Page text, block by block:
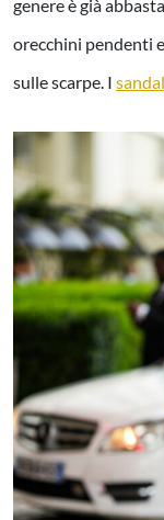
genere è già
orecchini pendenti
sulle scarpe. I